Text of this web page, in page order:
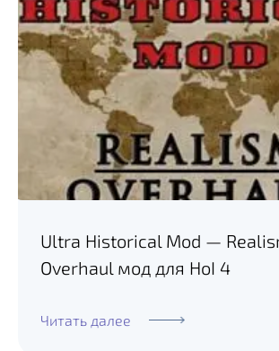
Ultra Historical Mod —
Overhaul мод для HoI 4
Читать далее